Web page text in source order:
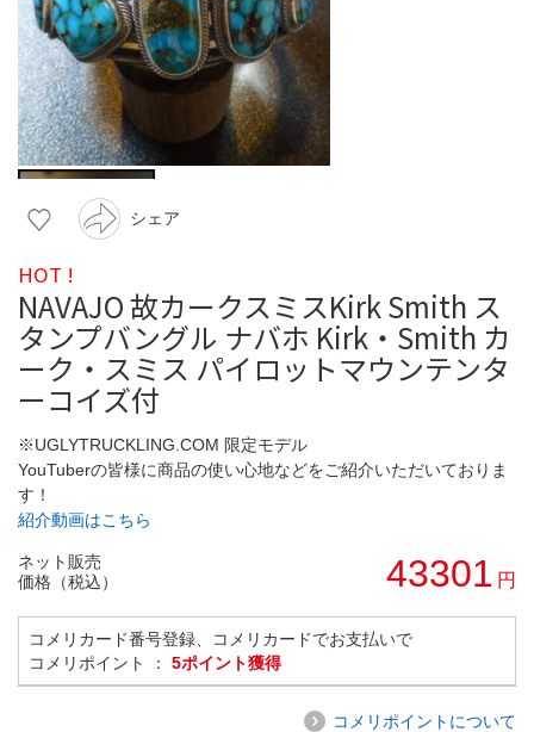
シェア
HOT !
NAVAJO 故カークスミスKirk Smith ス
タンプバングル ナバホ Kirk・Smith カ
ーク・スミス パイロットマウンテンタ
ーコイズ付
※UGLYTRUCKLING.COM 限定モデル
YouTuberの皆様に商品の使い心地などをご紹介いただいておりま
す！
紹介動画はこちら
ネット販売
価格（税込）
43301 円
コメリカード番号登録、コメリカードでお支払いで
コメリポイント ： 5ポイント獲得
コメリポイントについて